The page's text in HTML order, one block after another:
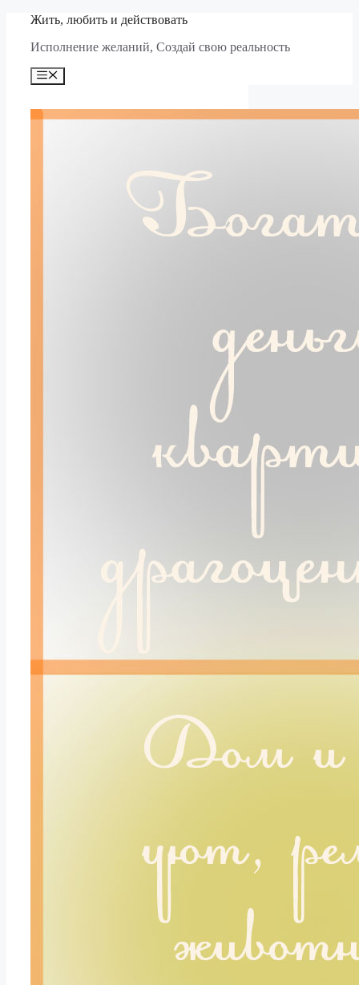
Перейти
содержимому
Жить, любить и действовать
Исполнение желаний, Создай свою реальность
Меню